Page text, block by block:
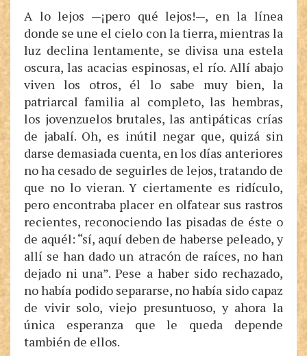
A lo lejos —¡pero qué lejos!—, en la línea
donde se une el cielo con la tierra, mientras la
luz declina lentamente, se divisa una estela
oscura, las acacias espinosas, el río. Allí abajo
viven los otros, él lo sabe muy bien, la
patriarcal familia al completo, las hembras,
los jovenzuelos brutales, las antipáticas crías
de jabalí. Oh, es inútil negar que, quizá sin
darse demasiada cuenta, en los días anteriores
no ha cesado de seguirles de lejos, tratando de
que no lo vieran. Y ciertamente es ridículo,
pero encontraba placer en olfatear sus rastros
recientes, reconociendo las pisadas de éste o
de aquél: “sí, aquí deben de haberse peleado, y
allí se han dado un atracón de raíces, no han
dejado ni una”. Pese a haber sido rechazado,
no había podido separarse, no había sido capaz
de vivir solo, viejo presuntuoso, y ahora la
única esperanza que le queda depende
también de ellos.